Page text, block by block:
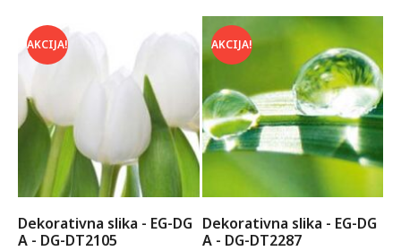
AKCIJA!
Dekorativna slika - EG-DG
A - DG-DT2105
AKCIJA!
Dekorativna slika - EG-DG
A - DG-DT2287